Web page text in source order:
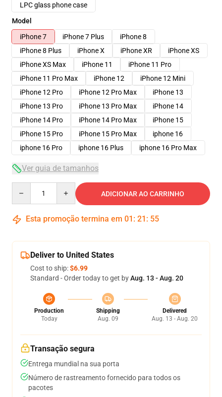
LPC glass phone case
Model
iPhone 7
iPhone 7 Plus
iPhone 8
iPhone 8 Plus
iPhone X iPhone XR
iPhone XS
iPhone XS Max
iPhone 11
iPhone 11 Pro
iPhone 11 Pro Max
iPhone 12
iPhone 12 Mini
iPhone 12 Pro
iPhone 12 Pro Max
iPhone 13
iPhone 13 Pro
iPhone 13 Pro Max
iPhone 14
iPhone 14 Pro
iPhone 14 Pro Max
iPhone 15
iPhone 15 Pro
iPhone 15 Pro Max
iphone 16
iphone 16 Pro
iphone 16 Plus iphone 16 Pro Max
Ver guia de tamanhos
ADICIONAR AO CARRINHO
Esta promoção termina em 01 : 21 : 54
Deliver to United States
Cost to ship:$6.99
Standard - Order today to get byAug. 13 - Aug. 20
Production
Today
Shipping
Aug. 09
Delivered
Aug. 13 - Aug. 20
Transação segura
Entrega mundial na sua porta
Número de rastreamento fornecido para todos os
pacotes